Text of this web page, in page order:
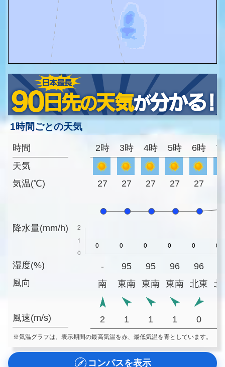
1時間ごとの天気
時間
天気
気温(℃)
降水量(mm/h)
湿度(%)
風向
風速(m/s)
2時 3時 4時 5時 6時 7
27 27 27 27 27
- 95 95 96 96
南
東南 東南 東南 北東 北
2 1 1 1 0
※気温グラフは、表示期間の最高気温を赤、最低気温を青としています。
コンパスを表示